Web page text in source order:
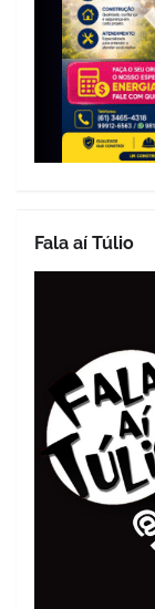
Fala aí Túlio